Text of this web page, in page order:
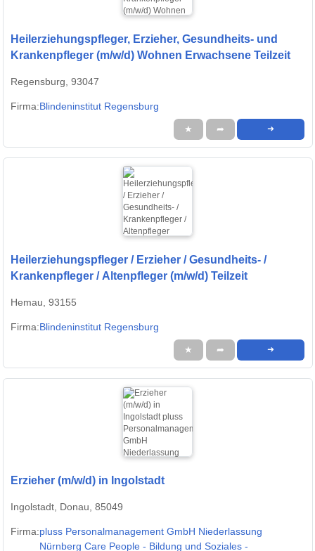
Heilerziehungspfleger, Erzieher, Gesundheits- und
Krankenpfleger (m/w/d) Wohnen Erwachsene Teilzeit
Regensburg, 93047
Firma:Blindeninstitut Regensburg
★ ➦ ➜
Heilerziehungspfleger / Erzieher / Gesundheits- /
Krankenpfleger / Altenpfleger (m/w/d) Teilzeit
Hemau, 93155
Firma:Blindeninstitut Regensburg
★ ➦ ➜
Erzieher (m/w/d) in Ingolstadt
Ingolstadt, Donau, 85049
Firma:pluss Personalmanagement GmbH Niederlassung
Nürnberg Care People - Bildung und Soziales -